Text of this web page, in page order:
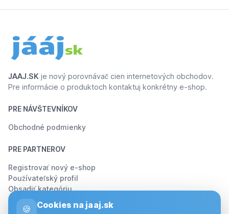
JAAJ.SK je nový porovnávač cien internetových obchodov.
Pre informácie o produktoch kontaktuj konkrétny e-shop.
PRE NÁVŠTEVNÍKOV
Obchodné podmienky
PRE PARTNEROV
Registrovať nový e-shop
Používateľský profil
Obsadiť kategóriu
O JÁÁJ.SK
🍪 Cookies na jaaj.sk